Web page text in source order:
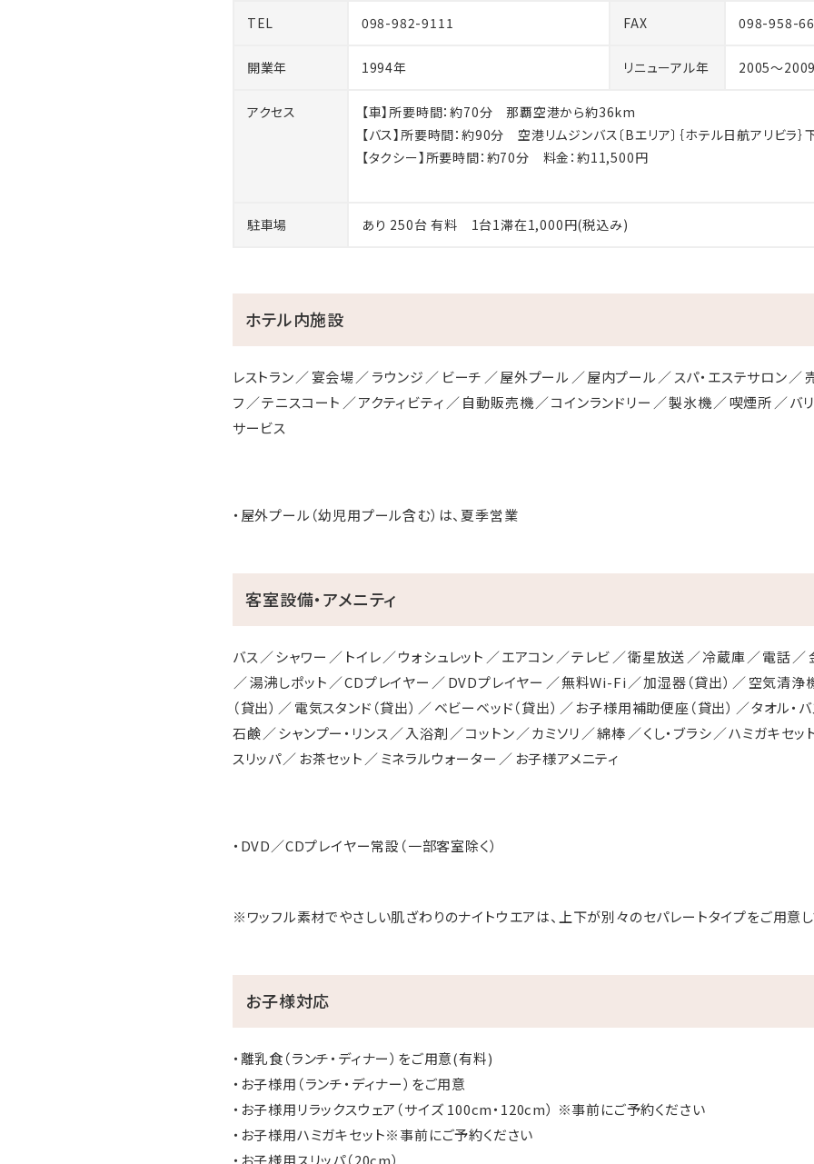
記載されておりますが、2025年3月31日までのチェックアウトに関しましては、
※チェックアウト時間指定の宿泊プランについては各プランの指定時間を優先させていただきま
TEL 098-982-9111 FAX 098-958-
開業年 1994年 リニューアル年 2005～
アクセス
【車】所要時間：約70分 那覇空港から約36km
【バス】所要時間：約90分 空港リムジンバス〔Bエリア〕｛ホテル日航アリビラ｝
【タクシー】所要時間：約70分 料金：約11,500円
駐車場 あり 250台 有料 1台1滞在1,000円(税込み)
ホテル内施設
レストラン 宴会場 ラウンジ ビーチ 屋外プール 屋内プール スパ・エステサロン
フ
テニスコート アクティビティ 自動販売機 コインランドリー 製氷機 喫煙所 バ
サービス
・屋外プール（幼児用プール含む）は、夏季営業
客室設備・アメニティ
バス シャワー トイレ ウォシュレット エアコン テレビ 衛星放送 冷蔵庫 電話
湯沸しポット
CDプレイヤー DVDプレイヤー 無料Wi-Fi 加湿器（貸出） 空気清浄
（貸出）
電気スタンド（貸出） ベビーベッド（貸出） お子様用補助便座（貸出） タオル・
石鹸
シャンプー・リンス 入浴剤 コットン カミソリ 綿棒 くし・ブラシ ハミガキセッ
スリッパ
お茶セット ミネラルウォーター お子様アメニティ
・DVD／CDプレイヤー常設（一部客室除く）
※ワッフル素材でやさしい肌ざわりのナイトウエアは、上下が別々のセパレートタイプをご用意し
お子様対応
・離乳食（ランチ・ディナー）をご用意(有料)
・お子様用（ランチ・ディナー）をご用意
・お子様用リラックスウェア（サイズ 100cm・120cm） ※事前にご予約ください
・お子様用ハミガキセット※事前にご予約ください
・お子様用スリッパ（20cm）